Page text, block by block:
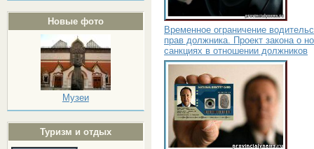
Новые фото
Музеи
Туризм и отдых
Временное ограничение
прав должника. Проект закона о
санкциях в отношении должников